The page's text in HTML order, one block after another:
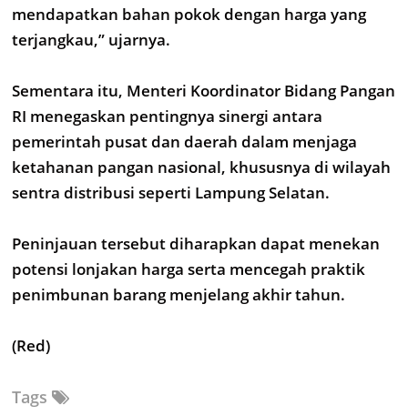
mendapatkan bahan pokok dengan harga yang
terjangkau,” ujarnya.
Sementara itu, Menteri Koordinator Bidang Pangan
RI menegaskan pentingnya sinergi antara
pemerintah pusat dan daerah dalam menjaga
ketahanan pangan nasional, khususnya di wilayah
sentra distribusi seperti Lampung Selatan.
Peninjauan tersebut diharapkan dapat menekan
potensi lonjakan harga serta mencegah praktik
penimbunan barang menjelang akhir tahun.
(Red)
Tags